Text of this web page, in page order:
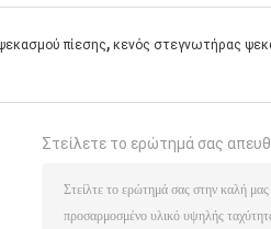
πίεσης, κενός στεγνωτήρας
Στείλετε το ερώτημά σας